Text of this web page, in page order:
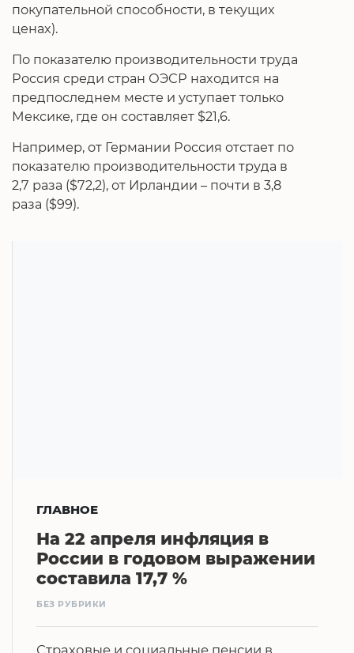
покупательной способности, в текущих
ценах).
По показателю производительности труда
Россия среди стран ОЭСР находится на
предпоследнем месте и уступает только
Мексике, где он составляет $21,6.
Например, от Германии Россия отстает по
показателю производительности труда в
2,7 раза ($72,2), от Ирландии – почти в 3,8
раза ($99).
ГЛАВНОЕ
На 22 апреля инфляция в
России в годовом выражении
составила 17,7 %
БЕЗ РУБРИКИ
Страховые и социальные пенсии в